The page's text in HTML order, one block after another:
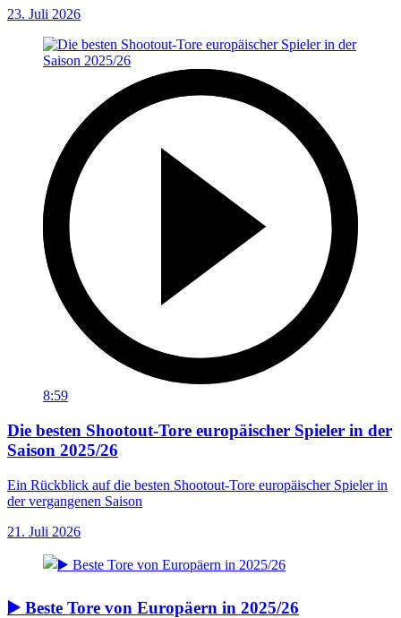
23. Juli 2026
8:59
Die besten Shootout-Tore europäischer Spieler in der
Saison 2025/26
Ein Rückblick auf die besten Shootout-Tore europäischer Spieler in
der vergangenen Saison
21. Juli 2026
▶️ Beste Tore von Europäern in 2025/26